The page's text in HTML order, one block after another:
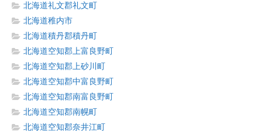
北海道礼文郡礼文町
北海道稚内市
北海道積丹郡積丹町
北海道空知郡上富良野町
北海道空知郡上砂川町
北海道空知郡中富良野町
北海道空知郡南富良野町
北海道空知郡南幌町
北海道空知郡奈井江町